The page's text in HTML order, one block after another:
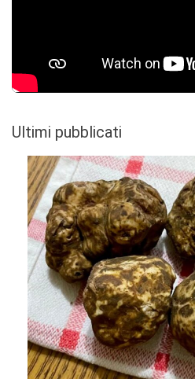
Ultimi pubblicati